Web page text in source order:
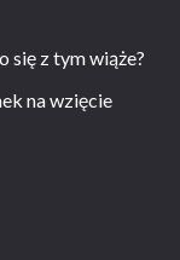
się z tym wiąże?
na wzięcie